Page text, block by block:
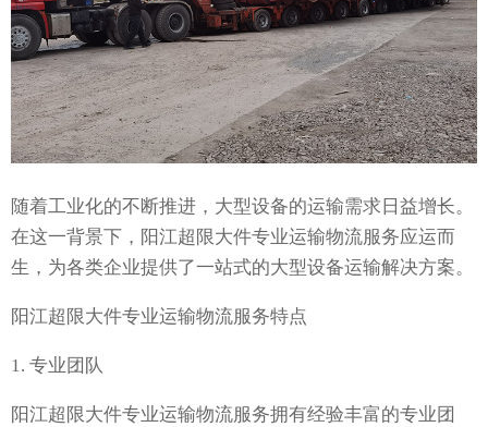
随着工业化的不断推进，大型设备的运输需求日益增长。
在这一背景下，阳江超限大件专业运输物流服务应运而
生，为各类企业提供了一站式的大型设备运输解决方案。
阳江超限大件专业运输物流服务特点
1. 专业团队
阳江超限大件专业运输物流服务拥有经验丰富的专业团